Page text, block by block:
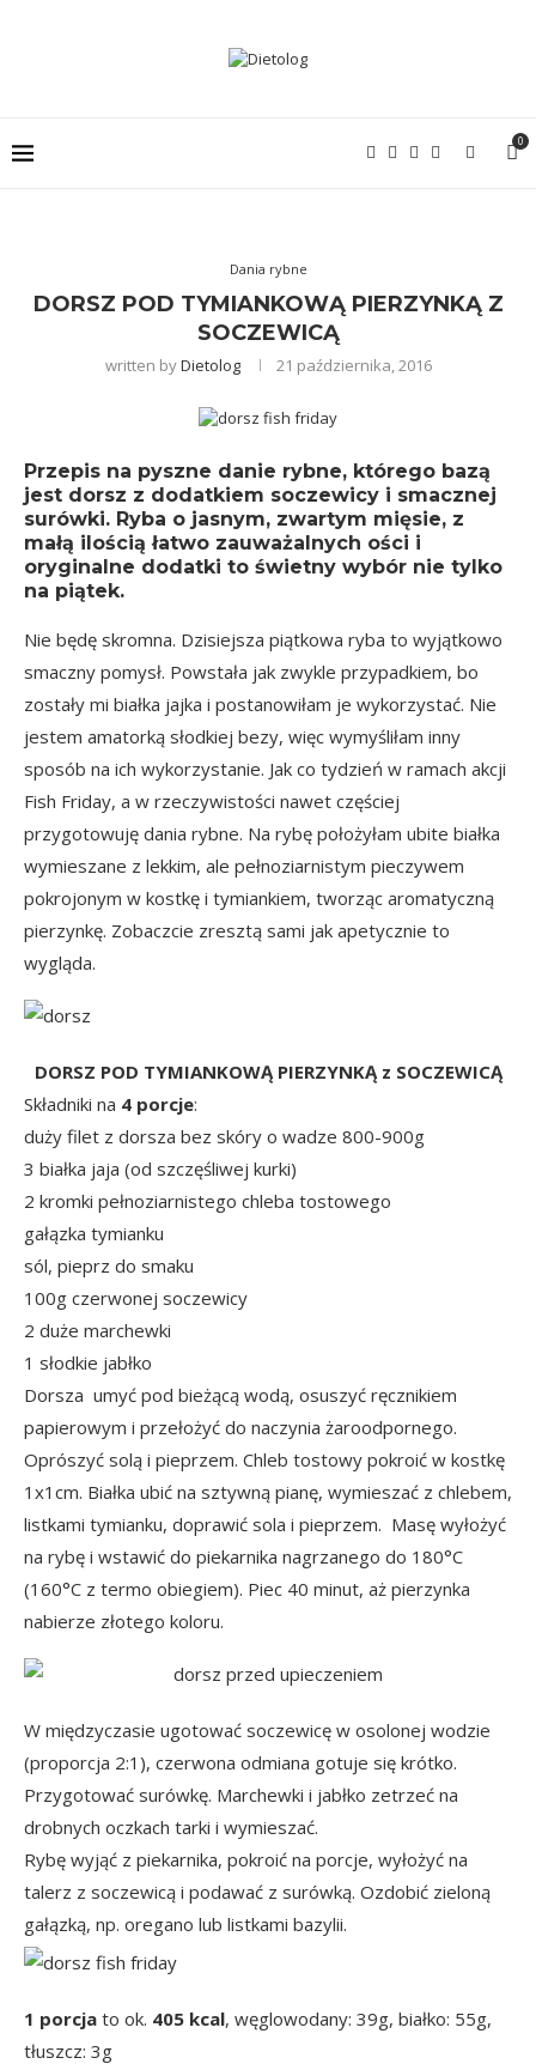
0
Dania rybne
DORSZ POD TYMIANKOWĄ PIERZYNKĄ Z
SOCZEWICĄ
written byDietolog 21 października, 2016
Przepis na pyszne danie rybne, którego bazą
jest dorsz z dodatkiem soczewicy i smacznej
surówki. Ryba o jasnym, zwartym mięsie, z
małą ilością łatwo zauważalnych ości i
oryginalne dodatki to świetny wybór nie tylko
na piątek.
Nie będę skromna. Dzisiejsza piątkowa ryba to wyjątkowo
smaczny pomysł. Powstała jak zwykle przypadkiem, bo
zostały mi białka jajka i postanowiłam je wykorzystać. Nie
jestem amatorką słodkiej bezy, więc wymyśliłam inny
sposób na ich wykorzystanie. Jak co tydzień w ramach akcji
Fish Friday, a w rzeczywistości nawet częściej
przygotowuję dania rybne. Na rybę położyłam ubite białka
wymieszane z lekkim, ale pełnoziarnistym pieczywem
pokrojonym w kostkę i tymiankiem, tworząc aromatyczną
pierzynkę. Zobaczcie zresztą sami jak apetycznie to
wygląda.
DORSZ POD TYMIANKOWĄ PIERZYNKĄ z SOCZEWICĄ
Składniki na 4 porcje:
duży filet z dorsza bez skóry o wadze 800-900g
3 białka jaja (od szczęśliwej kurki)
2 kromki pełnoziarnistego chleba tostowego
gałązka tymianku
sól, pieprz do smaku
100g czerwonej soczewicy
2 duże marchewki
1 słodkie jabłko
Dorsza umyć pod bieżącą wodą, osuszyć ręcznikiem
papierowym i przełożyć do naczynia żaroodpornego.
Oprószyć solą i pieprzem. Chleb tostowy pokroić w kostkę
1x1cm. Białka ubić na sztywną pianę, wymieszać z chlebem,
listkami tymianku, doprawić sola i pieprzem. Masę wyłożyć
na rybę i wstawić do piekarnika nagrzanego do 180°C
(160°C z termo obiegiem). Piec 40 minut, aż pierzynka
nabierze złotego koloru.
W międzyczasie ugotować soczewicę w osolonej wodzie
(proporcja 2:1), czerwona odmiana gotuje się krótko.
Przygotować surówkę. Marchewki i jabłko zetrzeć na
drobnych oczkach tarki i wymieszać.
Rybę wyjąć z piekarnika, pokroić na porcje, wyłożyć na
talerz z soczewicą i podawać z surówką. Ozdobić zieloną
gałązką, np. oregano lub listkami bazylii.
1 porcja to ok. 405 kcal, węglowodany: 39g, białko: 55g,
tłuszcz: 3g